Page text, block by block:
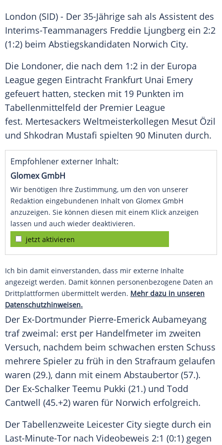
London (SID) - Der 35-Jährige sah als Assistent des
Interims-Teammanagers Freddie Ljungberg ein 2:2
(1:2) beim Abstiegskandidaten Norwich City.
Die Londoner, die nach dem 1:2 in der Europa
League gegen Eintracht Frankfurt Unai Emery
gefeuert hatten, stecken mit 19 Punkten im
Tabellenmittelfeld der Premier League
fest. Mertesackers Weltmeisterkollegen Mesut Özil
und Shkodran Mustafi spielten 90 Minuten durch.
Empfohlener externer Inhalt:
Glomex GmbH
Wir benötigen Ihre Zustimmung, um den von unserer
Redaktion eingebundenen Inhalt von Glomex GmbH
anzuzeigen. Sie können diesen mit einem Klick anzeigen
lassen und auch wieder deaktivieren.
jetzt aktivieren
Ich bin damit einverstanden, dass mir externe Inhalte
angezeigt werden. Damit können personenbezogene Daten an
Drittplattformen übermittelt werden. Mehr dazu in unseren
Datenschutzhinweisen.
Der Ex-Dortmunder Pierre-Emerick Aubameyang
traf zweimal: erst per Handelfmeter im zweiten
Versuch, nachdem beim schwachen ersten Schuss
mehrere Spieler zu früh in den Strafraum gelaufen
waren (29.), dann mit einem Abstaubertor (57.).
Der Ex-Schalker Teemu Pukki (21.) und Todd
Cantwell (45.+2) waren für Norwich erfolgreich.
Der Tabellenzweite Leicester City siegte durch ein
Last-Minute-Tor nach Videobeweis 2:1 (0:1) gegen